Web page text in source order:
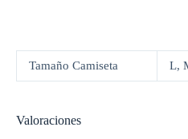
Tamaño Camiseta L,
Valoraciones